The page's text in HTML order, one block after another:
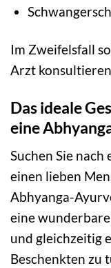
Im Zweifelsfall
Arzt konsultieren.
Das ideale
eine
Suchen Sie
einen lieben
Abhyanga-
eine
und gleichzeitig
Beschenkten zu